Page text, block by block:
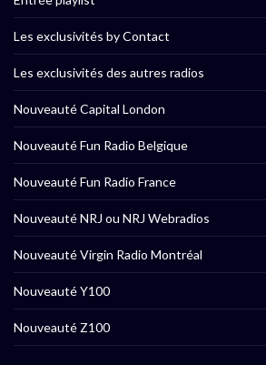
Les exclusivités by Contact
Les exclusivités des autres radios
Nouveauté Capital London
Nouveauté Fun Radio Belgique
Nouveauté Fun Radio France
Nouveauté NRJ ou NRJ Webradios
Nouveauté Virgin Radio Montréal
Nouveauté Y100
Nouveauté Z100